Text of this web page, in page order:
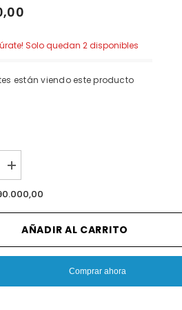
Solo quedan 2 disponibles
están viendo este producto
I18n
Error:
Missing
interpolation
value
&quot;producto&quot;
{{
AÑADIR AL CARRITO
Comprar ahora